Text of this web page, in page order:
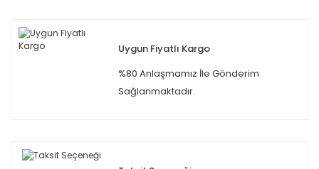
Uygun Fiyatlı Kargo
%80 Anlaşmamız İle Gönderim
Sağlanmaktadır.